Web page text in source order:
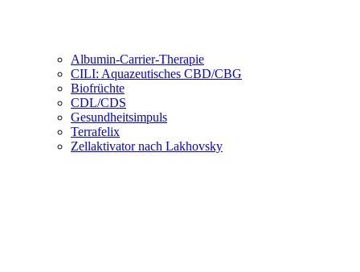
Albumin-Carrier-Therapie
CILI: Aquazeutisches CBD/CBG
Biofrüchte
CDL/CDS
Gesundheitsimpuls
Terrafelix
Zellaktivator nach Lakhovsky